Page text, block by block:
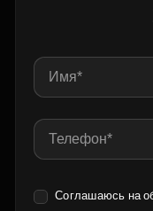
Соглашаюсь на